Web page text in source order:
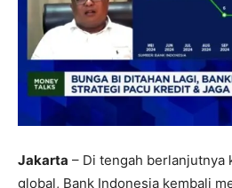
Jakarta – Di tengah berlanjutnya
global, Bank Indonesia kembali